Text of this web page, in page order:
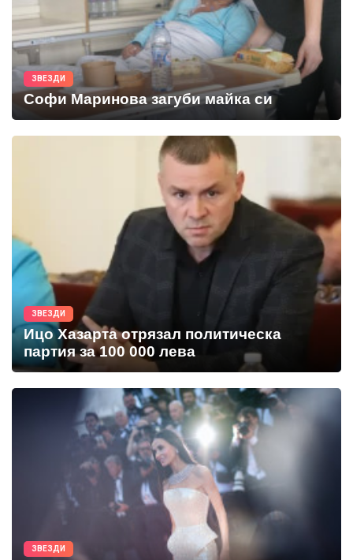
ЗВЕЗДИ
Софи Маринова загуби майка си
ЗВЕЗДИ
Ицо Хазарта отрязал политическа
партия за 100 000 лева
ЗВЕЗДИ